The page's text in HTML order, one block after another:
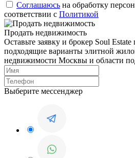
Соглашаюсь на обработку
соответствии с Политикой
Продать недвижимость
Оставьте заявку и брокер Soul
подходящие варианты элитной
недвижимости Москвы и области
Выберите мессенджер